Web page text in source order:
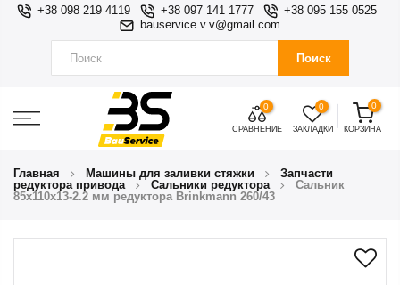
+38 098 219 4119 +38 097 141 1777
+38 095 155 0525
bauservice.v.v@gmail.com
Поиск
0
СРАВНЕНИЕ
0
ЗАКЛАДКИ
0
КОРЗИНА
Главная Машины для заливки стяжки
Запчасти
редуктора привода
Сальники редуктора
Сальник
85x110x13-2.2 мм редуктора Brinkmann 260/43